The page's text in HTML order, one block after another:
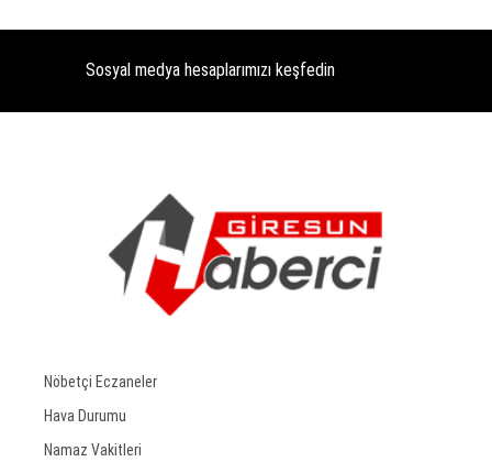
Sosyal medya hesaplarımızı keşfedin
Nöbetçi Eczaneler
Hava Durumu
Namaz Vakitleri